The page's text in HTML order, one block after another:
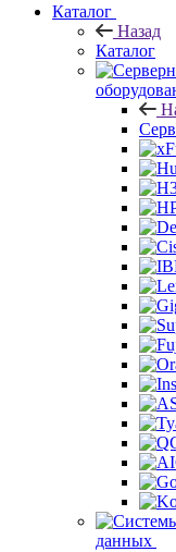
Каталог
Назад
Каталог
данных